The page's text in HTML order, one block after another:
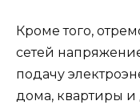
Кроме того,
сетей
подачу
дома, квартиры и